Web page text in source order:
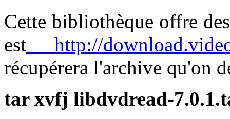
Cette bibliothèque offre
est http://
récupérera l'archive qu'on
tar xvfj libdvdread-